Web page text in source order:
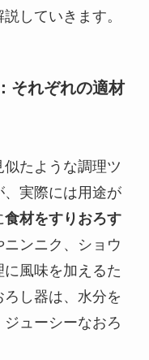
していきます。
それぞれの適材
たような調理ツ
実際には用途が
食材をすりおろす
ンニク、ショウ
風味を加えるた
し器は、水分を
ューシーなおろ